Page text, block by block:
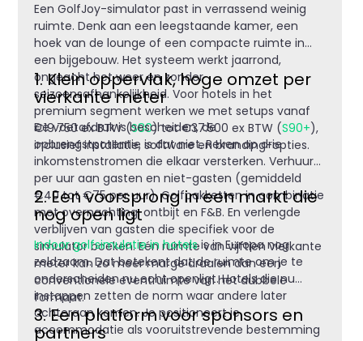
Een GolfJoy-simulator past in verrassend weinig
ruimte. Denk aan een leegstaande kamer, een
hoek van de lounge of een compacte ruimte in
een bijgebouw. Het systeem werkt jaarrond,
ongeacht het weer en zonder
seizoensafhankelijkheid. Voor hotels in het
premium segment werken we met setups vanaf
€19.750 ex BTW (S80) tot €37.500 ex BTW (S90+),
inclusief installatie, software en branding-opties.
1. Klein oppervlak, hoge omzet per
vierkante meter
De voetafdruk is bescheiden, de
opbrengstpotentie is dat niet. Reken op drie
inkomstenstromen die elkaar versterken. Verhuur
per uur aan gasten en niet-gasten (gemiddeld
€40 tot €75 per uur). Golfpakketten in combinatie
met overnachting, ontbijt en F&B. En verlengde
verblijven van gasten die specifiek voor de
simulator boeken. Eén ruimte van vijftien vierkante
meter kan zo meer marge draaien dan een
conventionele eventruimte van het dubbele
formaat.
2. Een voorsprong in een markt die
nog open ligt
Indoor golfsimulatie in hotelsis in Europa nog
zeldzaam. Dat betekent dat de ruimte om je te
onderscheiden nu echt openligt. Hotels die nu
instappen zetten de norm waar andere later
achteraan komen. Je positioneert je
accommodatie als vooruitstrevende bestemming
3. Een platform voor sponsors en
partners